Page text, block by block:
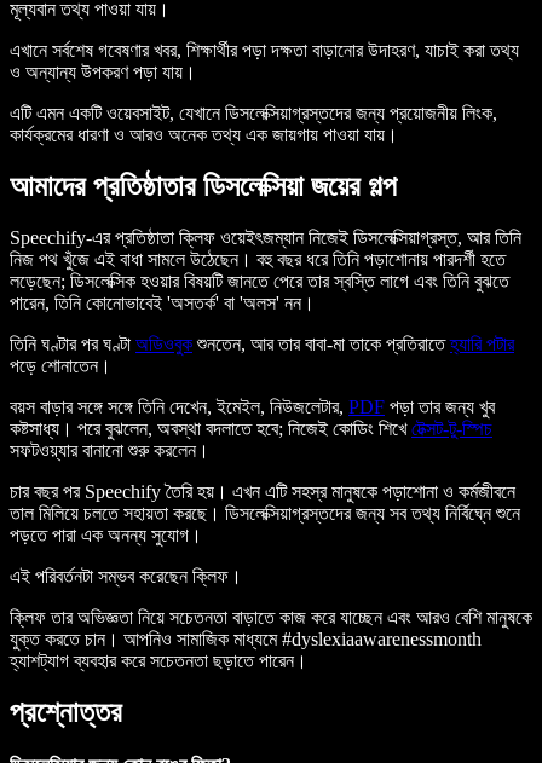
মূল্যবান তথ্য পাওয়া যায়।
এখানে সর্বশেষ গবেষণার খবর, শিক্ষার্থীর পড়া দক্ষতা বাড়ানোর উদাহরণ, যাচাই করা তথ্য
ও অন্যান্য উপকরণ পড়া যায়।
এটি এমন একটি ওয়েবসাইট, যেখানে ডিসলেক্সিয়াগ্রস্তদের জন্য প্রয়োজনীয় লিংক,
কার্যক্রমের ধারণা ও আরও অনেক তথ্য এক জায়গায় পাওয়া যায়।
আমাদের প্রতিষ্ঠাতার ডিসলেক্সিয়া জয়ের গল্প
Speechify-এর প্রতিষ্ঠাতা ক্লিফ ওয়েইৎজম্যান নিজেই ডিসলেক্সিয়াগ্রস্ত, আর তিনি
নিজ পথ খুঁজে এই বাধা সামলে উঠেছেন। বহু বছর ধরে তিনি পড়াশোনায় পারদর্শী হতে
লড়েছেন; ডিসলেক্সিক হওয়ার বিষয়টি জানতে পেরে তার স্বস্তি লাগে এবং তিনি বুঝতে
পারেন, তিনি কোনোভাবেই 'অসতর্ক' বা 'অলস' নন।
তিনি ঘণ্টার পর ঘণ্টা অডিওবুকশুনতেন, আর তার বাবা-মা তাকে প্রতিরাতেহ্যারি পটার
পড়ে শোনাতেন।
বয়স বাড়ার সঙ্গে সঙ্গে তিনি দেখেন, ইমেইল, নিউজলেটার, PDF পড়া তার জন্য খুব
কষ্টসাধ্য। পরে বুঝলেন, অবস্থা বদলাতে হবে; নিজেই কোডিং শিখেটেক্সট-টু-স্পিচ
সফটওয়্যার বানানো শুরু করলেন।
চার বছর পর Speechify তৈরি হয়। এখন এটি সহস্র মানুষকে পড়াশোনা ও কর্মজীবনে
তাল মিলিয়ে চলতে সহায়তা করছে। ডিসলেক্সিয়াগ্রস্তদের জন্য সব তথ্য নির্বিঘ্নে শুনে
পড়তে পারা এক অনন্য সুযোগ।
এই পরিবর্তনটা সম্ভব করেছেন ক্লিফ।
ক্লিফ তার অভিজ্ঞতা নিয়ে সচেতনতা বাড়াতে কাজ করে যাচ্ছেন এবং আরও বেশি মানুষকে
যুক্ত করতে চান। আপনিও সামাজিক মাধ্যমে #dyslexiaawarenessmonth
হ্যাশট্যাগ ব্যবহার করে সচেতনতা ছড়াতে পারেন।
প্রশ্নোত্তর